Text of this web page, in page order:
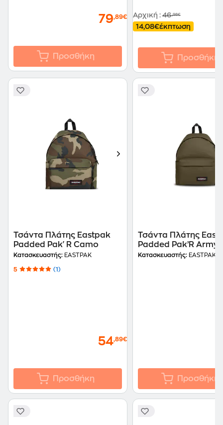
79,89€
Προσθήκη
Αρχική : 46,98€
14,08€έκπτωση
Προσθήκη
Τσάντα Πλάτης Eastpak
Padded Pak'R Camo
Κατασκευαστής: EASTPAK
5 (1)
54,89€
Προσθήκη
Τσάντα Πλάτης
Padded Pak’R Army
Κατασκευαστής: EASTPAK
Προσθήκη